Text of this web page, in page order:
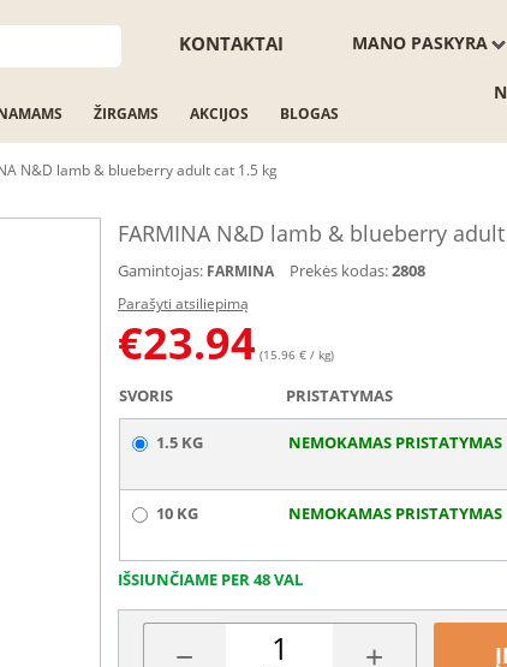
MANO PASKYRA
KONTAKTAI
ŽIRGAMS AKCIJOS BLOGAS
N&D lamb & blueberry adult cat 1.5 kg
FARMINA N&D lamb & blueberry
Gamintojas: FARMINA Prekės kodas:2808
Parašyti atsiliepimą
€23.94 (15.96 € / kg)
SVORIS PRISTATYMAS
1.5 KG NEMOKAMAS PRISTATYMAS
10 KG NEMOKAMAS PRISTATYMAS
IŠSIUNČIAME PER 48 VAL
− +